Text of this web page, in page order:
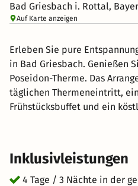
Bad Griesbach i. Rottal,
Auf Karte anzeigen
Erleben Sie pure
in Bad Griesbach. Genießen
Poseidon-Therme. Das
täglichen Thermeneintritt,
Frühstücksbuffet und ein
Umgebung von Bad
idyllische Radwege laden zu
Radtouren ein. Besuchen Sie
Museum und das
Inklusivleistungen
4 Tage / 3 Nächte in der